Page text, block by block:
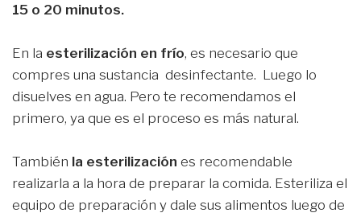
15 o 20 minutos.
En la esterilización en frío, es necesario que
compres una sustancia desinfectante. Luego lo
disuelves en agua. Pero te recomendamos el
primero, ya que es el proceso es más natural.
También la esterilización es recomendable
realizarla a la hora de preparar la comida. Esteriliza el
equipo de preparación y dale sus alimentos luego de